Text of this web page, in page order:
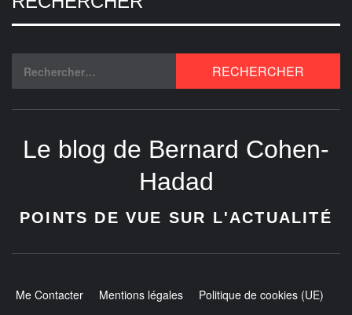
Le blog de Bernard Cohen-
Hadad
POINTS DE VUE SUR L'ACTUALITÉ
Me Contacter Mentions légales Politique de cookies (UE)